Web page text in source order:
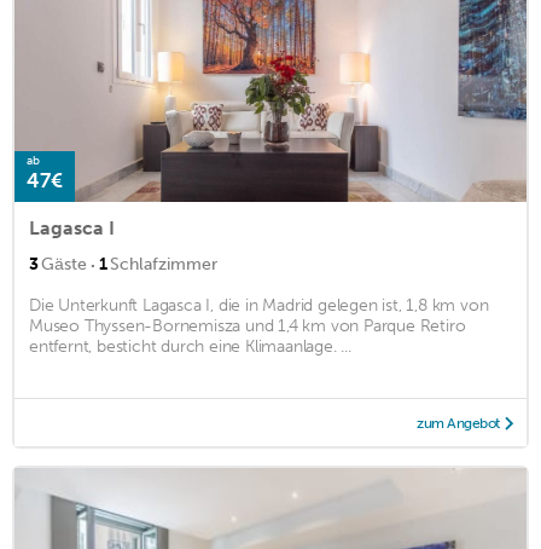
ab
47€
Lagasca I
3Gäste · 1Schlafzimmer
Die Unterkunft Lagasca I, die in Madrid gelegen ist, 1,8 km von
Museo Thyssen-Bornemisza und 1,4 km von Parque Retiro
entfernt, besticht durch eine Klimaanlage. ...
zum Angebot